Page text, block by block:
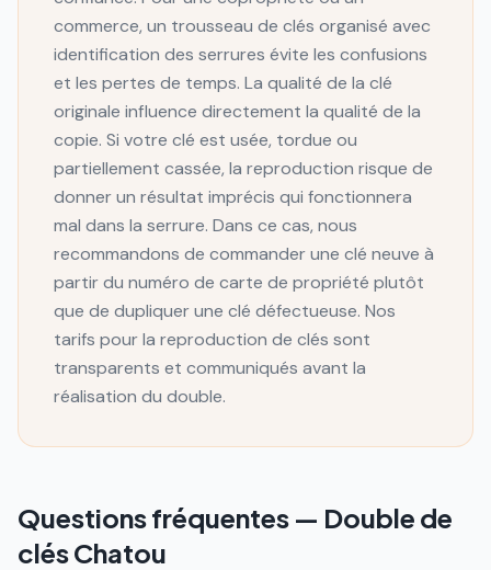
commerce, un trousseau de clés organisé avec
identification des serrures évite les confusions
et les pertes de temps. La qualité de la clé
originale influence directement la qualité de la
copie. Si votre clé est usée, tordue ou
partiellement cassée, la reproduction risque de
donner un résultat imprécis qui fonctionnera
mal dans la serrure. Dans ce cas, nous
recommandons de commander une clé neuve à
partir du numéro de carte de propriété plutôt
que de dupliquer une clé défectueuse. Nos
tarifs pour la reproduction de clés sont
transparents et communiqués avant la
réalisation du double.
Questions fréquentes — Double de
clésChatou